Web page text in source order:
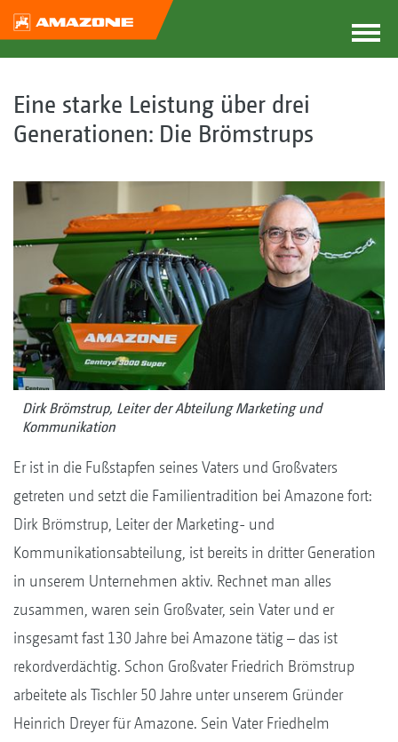
Eine starke Leistung über drei
Generationen: Die Brömstrups
Dirk Brömstrup, Leiter der Abteilung Marketing und
Kommunikation
Er ist in die Fußstapfen seines Vaters und Großvaters
getreten und setzt die Familientradition bei Amazone fort:
Dirk Brömstrup, Leiter der Marketing- und
Kommunikationsabteilung, ist bereits in dritter Generation
in unserem Unternehmen aktiv. Rechnet man alles
zusammen, waren sein Großvater, sein Vater und er
insgesamt fast 130 Jahre bei Amazone tätig – das ist
rekordverdächtig. Schon Großvater Friedrich Brömstrup
arbeitete als Tischler 50 Jahre unter unserem Gründer
Heinrich Dreyer für Amazone. Sein Vater Friedhelm